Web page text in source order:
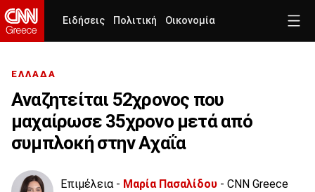
Ειδήσεις Πολιτική Οικονομία
ΕΛΛΑΔΑ
Αναζητείται 52χρονος που
μαχαίρωσε 35χρονο μετά από
συμπλοκή στην Αχαΐα
Επιμέλεια - Μαρία Πασαλίδου - CNN Greece